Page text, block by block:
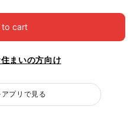
to cart
まいの方向け
プリで見る